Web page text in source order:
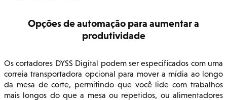
Opções de automação para aumentar a
produtividade
Os cortadores DYSS Digital podem ser especificados com uma
correia transportadora opcional para mover a mídia ao longo
da mesa de corte, permitindo que você lide com trabalhos
mais longos do que a mesa ou repetidos, ou alimentadores